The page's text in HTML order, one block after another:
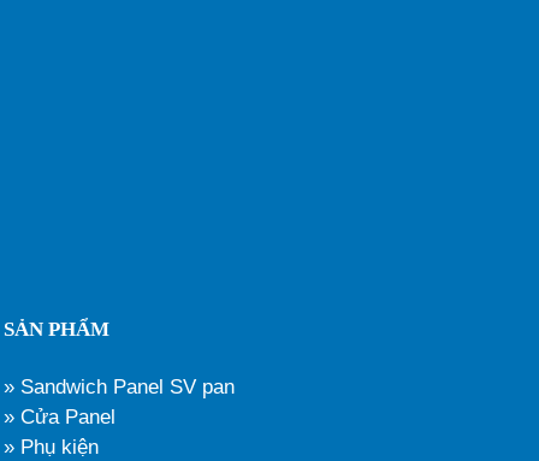
SẢN PHẨM
» Sandwich Panel SV pan
» Cửa Panel
» Phụ kiện